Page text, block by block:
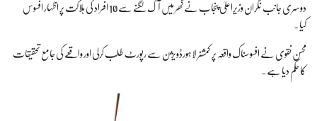
دوسری جانب نگران وزیراعلیٰ پنجاب نے گھر میں آگ لگنے سے 10 افراد کی ہلاکت پر اظہار افسوس
کیا۔
محسن نقوی نے افسوسناک واقعہ پر کمشنر لاہورڈویژن سے رپورٹ طلب کرلی اور واقعے کی جامع تحقیقات
کا حکم دیا ہے۔